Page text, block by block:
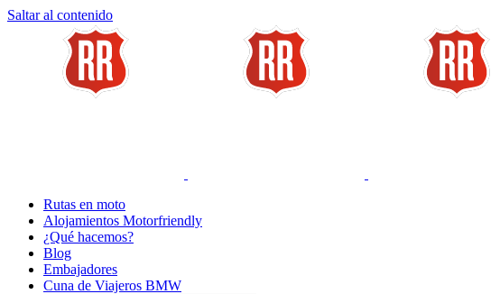
Saltar al contenido
Rutas en moto
Alojamientos Motorfriendly
¿Qué hacemos?
Blog
Embajadores
Cuna de Viajeros BMW